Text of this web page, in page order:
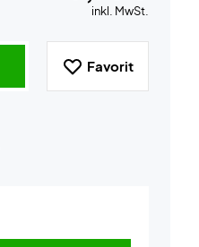
inkl. MwSt.
Favorit